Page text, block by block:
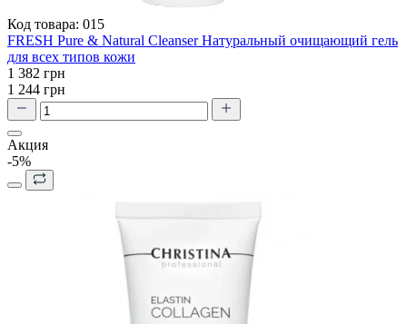
Код товара: 015
FRESH Pure & Natural Cleanser Натуральный очищающий гель
для всех типов кожи
1 382 грн
1 244 грн
Акция
-5%